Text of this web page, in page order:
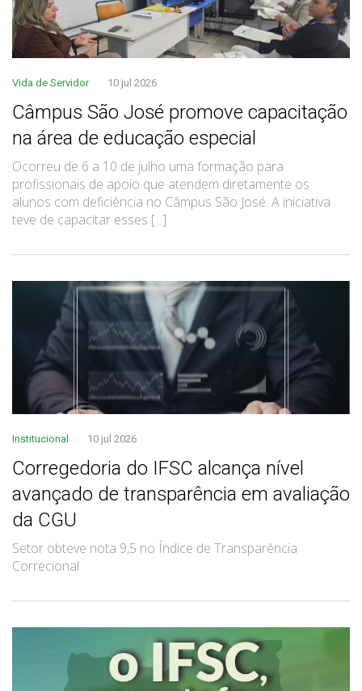
Vida de Servidor 10 jul 2026
Câmpus São José promove capacitação
na área de educação especial
Ocorreu de 6 a 10 de julho uma formação para
profissionais de apoio que atendem diretamente os
alunos com deficiência no Câmpus São José. A iniciativa
teve de capacitar esses [...]
Institucional 10 jul 2026
Corregedoria do IFSC alcança nível
avançado de transparência em avaliação
da CGU
Setor obteve nota 9,5 no Índice de Transparência
Correcional